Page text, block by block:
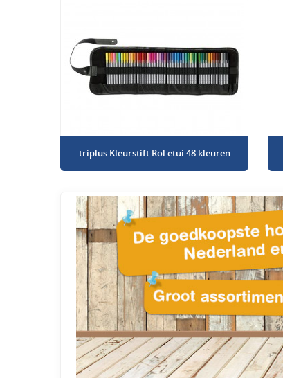
triplus Kleurstift Rol etui 48 kleuren